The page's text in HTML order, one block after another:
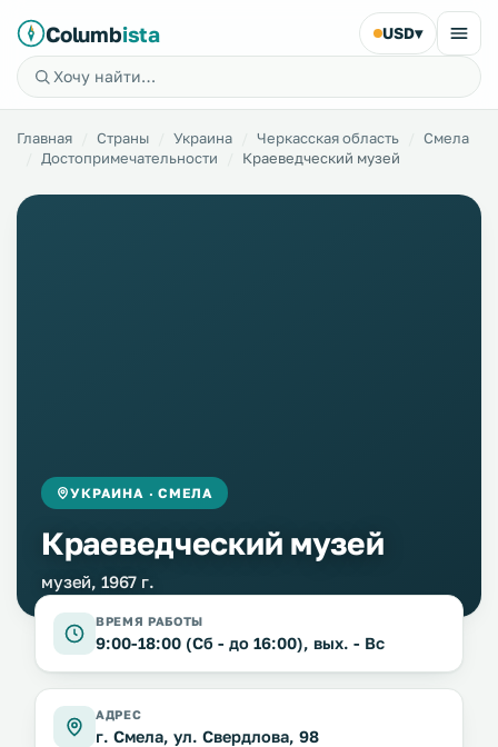
Columbista USD▾
Главная Страны Украина Черкасская область
Смела
Достопримечательности
Краеведческий музей
УКРАИНА · СМЕЛА
Краеведческий музей
музей, 1967 г.
ВРЕМЯ РАБОТЫ
9:00-18:00 (Сб - до 16:00), вых. - Вс
АДРЕС
г. Смела, ул. Свердлова, 98